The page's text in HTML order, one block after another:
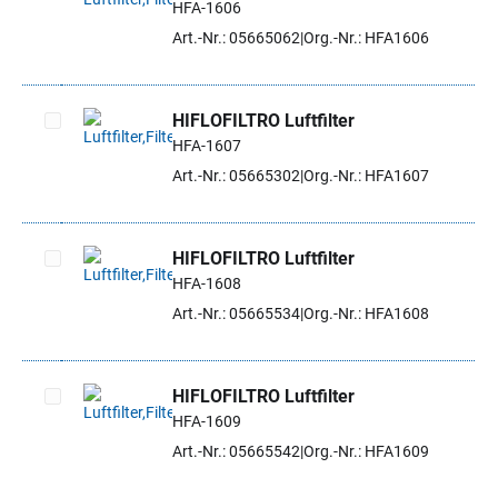
Artikel auswählen
HFA-1606
Art.-Nr.: 05665062 Org.-Nr.: HFA1606
Artikel auswählen
HIFLOFILTRO Luftfilter
HFA-1607
Art.-Nr.: 05665302 Org.-Nr.: HFA1607
Artikel auswählen
HIFLOFILTRO Luftfilter
HFA-1608
Art.-Nr.: 05665534Org.-Nr.: HFA1608
Artikel auswählen
HIFLOFILTRO Luftfilter
HFA-1609
Art.-Nr.: 05665542 Org.-Nr.: HFA1609